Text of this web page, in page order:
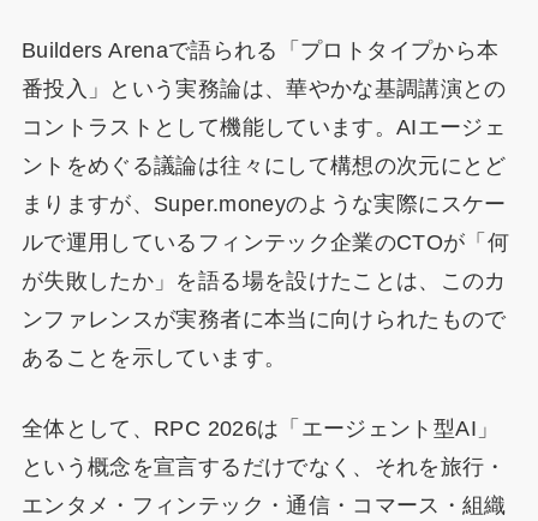
Builders Arenaで語られる「プロトタイプから本
番投入」という実務論は、華やかな基調講演との
コントラストとして機能しています。AIエージェ
ントをめぐる議論は往々にして構想の次元にとど
まりますが、Super.moneyのような実際にスケー
ルで運用しているフィンテック企業のCTOが「何
が失敗したか」を語る場を設けたことは、このカ
ンファレンスが実務者に本当に向けられたもので
あることを示しています。
全体として、RPC 2026は「エージェント型AI」
という概念を宣言するだけでなく、それを旅行・
エンタメ・フィンテック・通信・コマース・組織